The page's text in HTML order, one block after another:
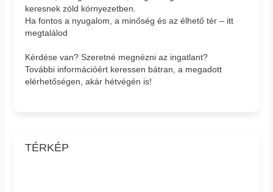
keresnek zöld környezetben.
Ha fontos a nyugalom, a minőség és az élhető tér – itt
megtalálod
Kérdése van? Szeretné megnézni az ingatlant?
További információért keressen bátran, a megadott
elérhetőségen, akár hétvégén is!
TÉRKÉP